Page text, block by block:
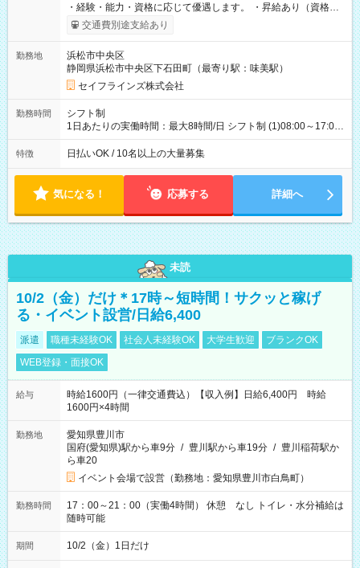
・経験・能力・資格に応じて優遇します。 ・昇給あり（資格取
得・勤務成績により随時） ・交通費全額支給（規定あり） ・日
払い・週払い制度あり（規定あり） ・早く勤務が終わっても日
支援あり（費用会社全額負担） ・紹介手当制度あり（最大
130,000円） 【試用期間】試用期間あり 試用期間の長さ：3ヶ月
雇用形態、給与は本採用時と同じです。
交通費別途支給あり
勤務地
浜松市中央区
静岡県浜松市中央区下石田町（最寄り駅：味美駅）
セイフラインズ株式会社
勤務時間
シフト制
1日あたりの実働時間：最大8時間/日 シフト制 (1)08:00～17:00
(2)21:00～06:00
特徴 日払いOK / 10名以上の大量募集
気になる！ 応募する 詳細へ
未読
10/2（金）だけ＊17時～短時間！サクッと稼げ
る・イベント設営/日給6,400
派遣 職種未経験OK 社会人未経験OK 大学生歓迎
ブランクOK
WEB登録・面接OK
給与
時給1600円（一律交通費込）【収入例】日給6,400円 時給
1600円×4時間
勤務地
愛知県豊川市
国府(愛知県)駅から車9分 / 豊川駅から車19分 / 豊川稲荷駅か
ら車20
イベント会場で設営（勤務地：愛知県豊川市白鳥町）
勤務時間
17：00～21：00（実働4時間） 休憩 なし トイレ・水分補給は
随時可能
期間 10/2（金）1日だけ